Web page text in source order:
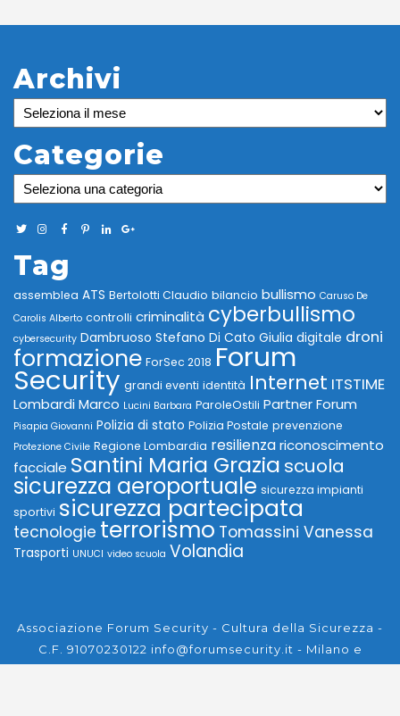
Archivi
Archivi
Categorie
Categorie
Tag
assemblea ATS Bertolotti Claudio bilancio bullismo Caruso De
Carolis Alberto controlli criminalità cyberbullismo
cybersecurity Dambruoso Stefano Di Cato Giulia digitale droni
formazione ForSec 2018 Forum
Security grandi eventi identità Internet ITSTIME
Lombardi Marco Lucini Barbara ParoleOstili Partner Forum
Pisapia Giovanni Polizia di stato Polizia Postale prevenzione
Protezione Civile Regione Lombardia resilienzariconoscimento
facciale Santini Maria Grazia scuola
sicurezza aeroportuale sicurezza impianti
sportivi sicurezza partecipata
tecnologie terrorismo Tomassini Vanessa
Trasporti UNUCI video scuola Volandia
Associazione Forum Security - Cultura della Sicurezza -
C.F. 91070230122 info@forumsecurity.it - Milano e